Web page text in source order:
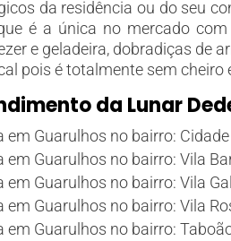
da residência ou do seu
é a única no mercado
e geladeira, dobradiças de
pois é totalmente sem cheiro
da Lunar
em Guarulhos no bairro:
em Guarulhos no bairro: Vila
em Guarulhos no bairro: Vila
em Guarulhos no bairro: Vila
em Guarulhos no bairro: